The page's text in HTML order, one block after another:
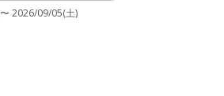
2026/09/05(土)